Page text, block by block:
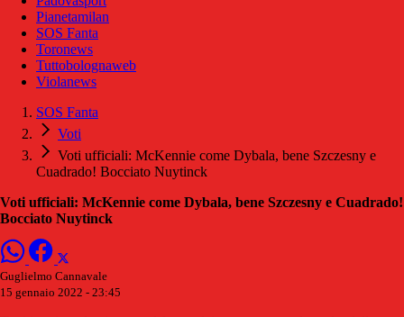
Pianetamilan
SOS Fanta
Toronews
Tuttobolognaweb
Violanews
SOS Fanta
Voti
Voti ufficiali: McKennie come Dybala, bene Szczesny e
Cuadrado! Bocciato Nuytinck
Voti ufficiali: McKennie come Dybala, bene Szczesny e Cuadrado!
Bocciato Nuytinck
Guglielmo Cannavale
15 gennaio 2022 - 23:45